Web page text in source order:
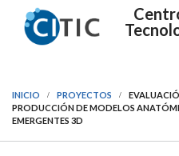
INICIO PROYECTOS
PRODUCCIÓN DE MODELOS
EMERGENTES 3D